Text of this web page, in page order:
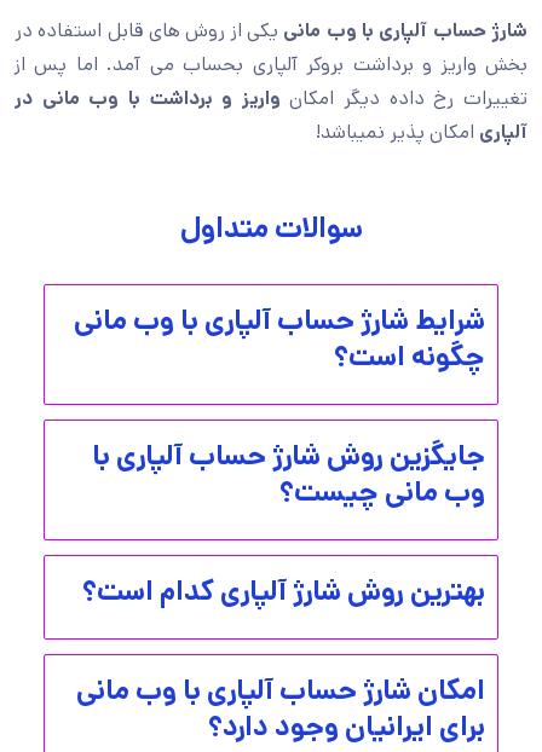
شارژ حساب آلپاری با وب مانی یکی از روش های قابل استفاده در
بخش واریز و برداشت بروکر آلپاری بحساب می آمد. اما پس از
تغییرات رخ داده دیگر امکان واریز و برداشت با وب مانی در
آلپاری امکان پذیر نمیباشد!
سوالات متداول
شرایط شارژ حساب آلپاری با وب مانی
چگونه است؟
جایگزین روش شارژ حساب آلپاری با
وب مانی چیست؟
بهترین روش شارژ آلپاری کدام است؟
امکان شارژ حساب آلپاری با وب مانی
برای ایرانیان وجود دارد؟